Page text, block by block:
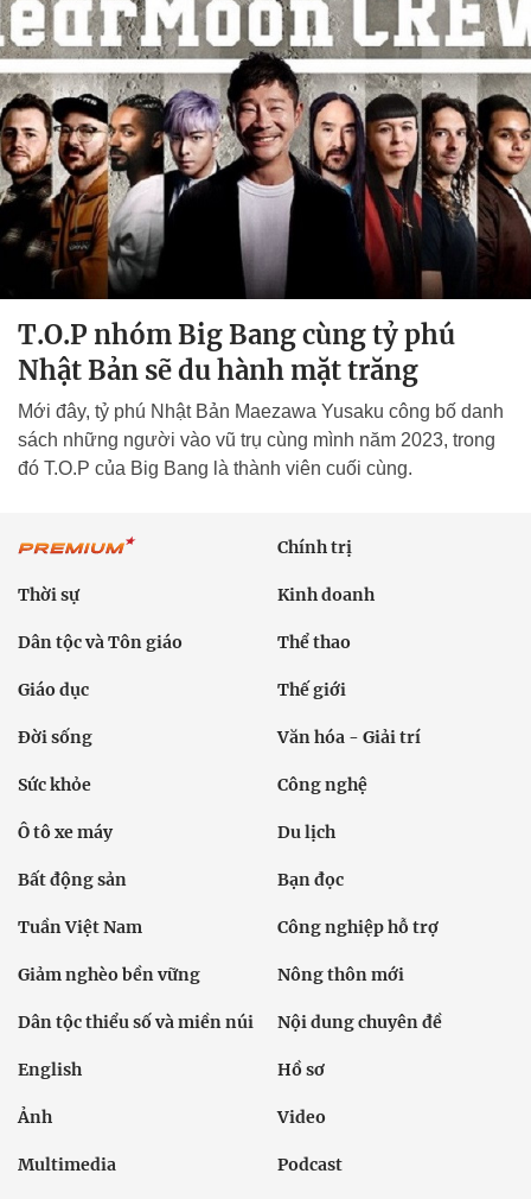
T.O.P nhóm Big Bang cùng tỷ phú
Nhật Bản sẽ du hành mặt trăng
Mới đây, tỷ phú Nhật Bản Maezawa Yusaku công bố danh
sách những người vào vũ trụ cùng mình năm 2023, trong
đó T.O.P của Big Bang là thành viên cuối cùng.
Chính trị
Thời sự Kinh doanh
Dân tộc và Tôn giáo Thể thao
Giáo dục Thế giới
Đời sống Văn hóa - Giải trí
Sức khỏe Công nghệ
Ô tô xe máy Du lịch
Bất động sản Bạn đọc
Tuần Việt Nam Công nghiệp hỗ trợ
Giảm nghèo bền vững Nông thôn mới
Dân tộc thiểu số và miền núi Nội dung chuyên đề
English Hồ sơ
Ảnh Video
Multimedia Podcast